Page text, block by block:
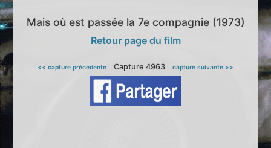
Mais où est passée la 7e compagnie (1973)
Retour page du film
<< capture précedente Capture 4963 capture suivante >>